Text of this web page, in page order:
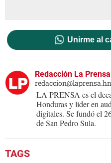
Unirme al
Redacción La Prensa
redaccion@laprensa.hn
LA PRENSA es el
Honduras y líder en
digitales. Se fundó el
de San Pedro Sula.